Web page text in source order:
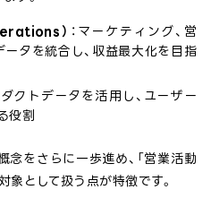
） ：マーケティング、営
ータを統合し、収益最大化を目指
ダクトデータを活用し、ユーザー
役割
をさらに一歩進め、「営業活動
象として扱う点が特徴です。